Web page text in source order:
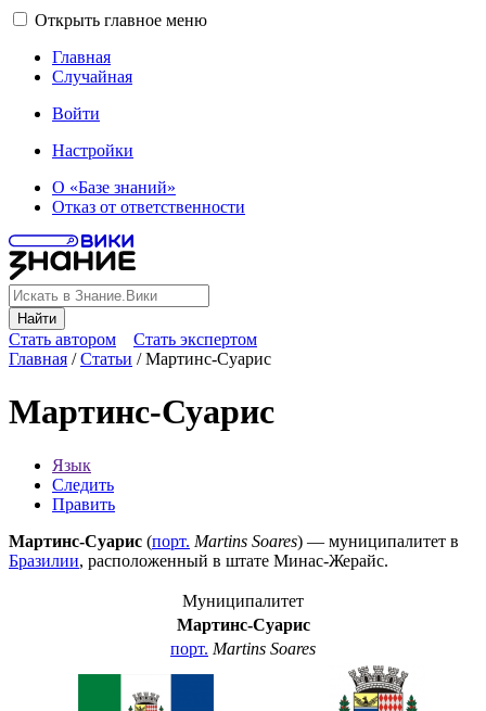
Открыть главное меню
Главная
Случайная
Войти
Настройки
О «Базе знаний»
Отказ от ответственности
Найти
Стать автором
Стать экспертом
Главная /Статьи /Мартинс-Суарис
Мартинс-Суарис
Язык
Следить
Править
Мартинс-Суарис (порт. Martins Soares) — муниципалитет в
Бразилии, расположенный в штате Минас-Жерайс.
Муниципалитет
Мартинс-Суарис
порт. Martins Soares